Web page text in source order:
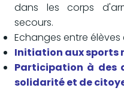
dans les corps
secours.
Echanges entre élèves
Initiation aux sports
Participation à des
solidarité et de